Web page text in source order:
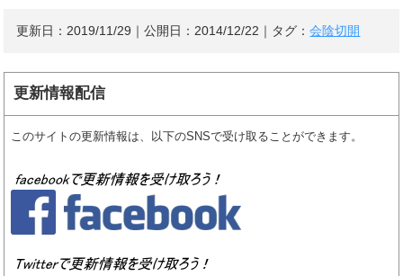
更新日： 2019/11/29 ｜公開日： 2014/12/22 ｜タグ：会陰切開
更新情報配信
このサイトの更新情報は、以下のSNSで受け取ることができます。